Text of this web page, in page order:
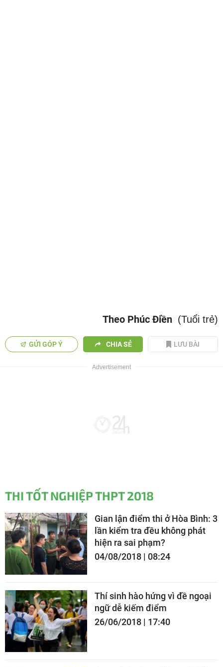
Theo Phúc Điền (Tuổi trẻ)
GỬI GÓP Ý CHIA SẺ LƯU BÀI
THI TỐT NGHIỆP THPT 2018
Gian lận điểm thi ở Hòa Bình: 3
lần kiểm tra đều không phát
hiện ra sai phạm?
04/08/2018 | 08:24
Thí sinh hào hứng vì đề ngoại
ngữ dễ kiếm điểm
26/06/2018 | 17:40